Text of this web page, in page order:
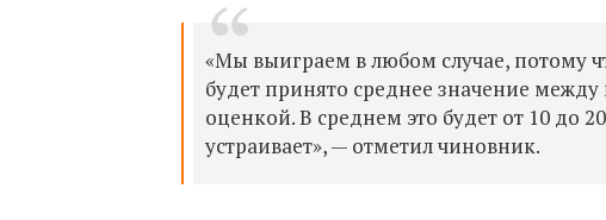
«Мы выиграем в любом случае, потому
будет принято среднее значение
оценкой. В среднем это будет от 10 до
устраивает», — отметил чиновник.